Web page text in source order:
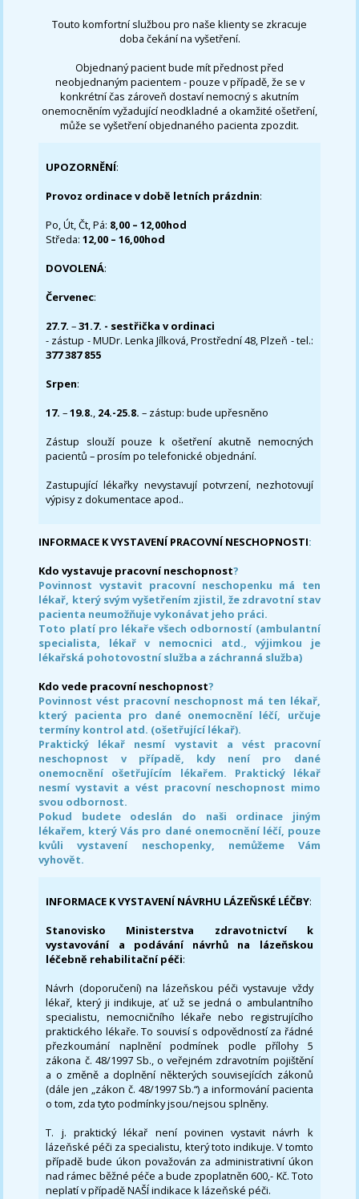
Touto komfortní službou pro naše klienty se zkracuje
doba čekání na vyšetření.
Objednaný pacient bude mít přednost před
neobjednaným pacientem - pouze v případě, že se v
konkrétní čas zároveň dostaví nemocný s akutním
onemocněním vyžadující neodkladné a okamžité ošetření,
může se vyšetření objednaného pacienta zpozdit.
UPOZORNĚNÍ:
Provoz ordinace v době letních prázdnin:
Po, Út, Čt, Pá: 8,00 – 12,00hod
Středa:12,00 – 16,00hod
DOVOLENÁ:
Červenec:
27.7.–31.7. - sestřička v ordinaci
- zástup - MUDr. Lenka Jílková, Prostřední 48, Plzeň - tel.:
377 387 855
Srpen:
17. –19.8., 24.-25.8. – zástup: bude upřesněno
Zástup slouží pouze k ošetření akutně nemocných
pacientů – prosím po telefonické objednání.
Zastupující lékařky nevystavují potvrzení, nezhotovují
výpisy z dokumentace apod..
INFORMACE K VYSTAVENÍ PRACOVNÍ NESCHOPNOSTI:
Kdo vystavuje pracovní neschopnost?
Povinnost vystavit pracovní neschopenku má ten
lékař, který svým vyšetřením zjistil, že zdravotní stav
pacienta neumožňuje vykonávat jeho práci.
Toto platí pro lékaře všech odborností (ambulantní
specialista, lékař v nemocnici atd., výjimkou je
lékařská pohotovostní služba a záchranná služba)
Kdo vede pracovní neschopnost?
Povinnost vést pracovní neschopnost má ten lékař,
který pacienta pro dané onemocnění léčí, určuje
termíny kontrol atd. (ošetřující lékař).
Praktický lékař nesmí vystavit a vést pracovní
neschopnost v případě, kdy není pro dané
onemocnění ošetřujícím lékařem. Praktický lékař
nesmí vystavit a vést pracovní neschopnost mimo
svou odbornost.
Pokud budete odeslán do naši ordinace jiným
lékařem, který Vás pro dané onemocnění léčí, pouze
kvůli vystavení neschopenky, nemůžeme Vám
vyhovět.
INFORMACE K VYSTAVENÍ NÁVRHU LÁZEŇSKÉ LÉČBY:
Stanovisko Ministerstva zdravotnictví k
vystavování a podávání návrhů na lázeňskou
léčebně rehabilitační péči:
Návrh (doporučení) na lázeňskou péči vystavuje vždy
lékař, který ji indikuje, ať už se jedná o ambulantního
specialistu, nemocničního lékaře nebo registrujícího
praktického lékaře. To souvisí s odpovědností za řádné
přezkoumání naplnění podmínek podle přílohy 5
zákona č. 48/1997 Sb., o veřejném zdravotním pojištění
a o změně a doplnění některých souvisejících zákonů
(dále jen „zákon č. 48/1997 Sb.“) a informování pacienta
o tom, zda tyto podmínky jsou/nejsou splněny.
T. j. praktický lékař není povinen vystavit návrh k
lázeňské péči za specialistu, který toto indikuje. V tomto
případě bude úkon považován za administrativní úkon
nad rámec běžné péče a bude zpoplatněn 600,- Kč. Toto
neplatí v případě NAŠÍ indikace k lázeňské péči.